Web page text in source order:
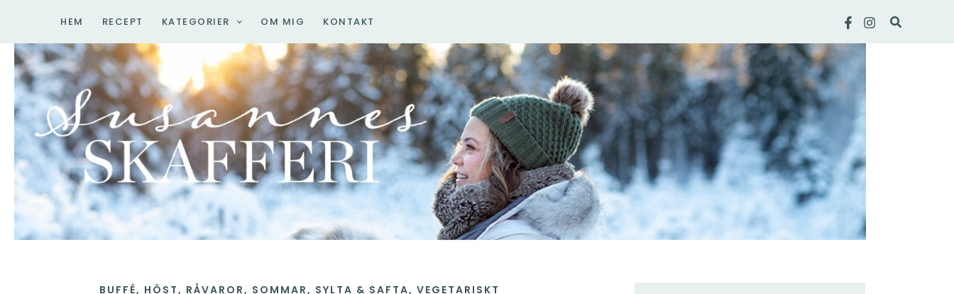
innehåll
HEM RECEPT KATEGORIER OM MIG KONTAKT Sök
BUFFÉ, HÖST, RÅVAROR, SOMMAR, SYLTA & SAFTA, VEGETARISKT